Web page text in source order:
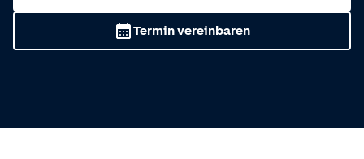
Termin vereinbaren